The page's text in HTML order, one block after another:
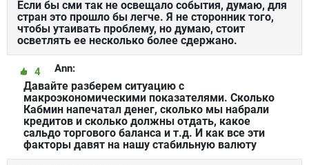
Если бы сми так не освещало события, думаю, для
стран это прошло бы легче. Я не сторонник того,
чтобы утаивать проблему, но думаю, стоит
осветлять ее несколько более сдержано.
Ann:
4
Давайте разберем ситуацию с
макроэкономическими показателями. Сколько
Кабмин напечатал денег, сколько мы набрали
кредитов и сколько должны отдать, какое
сальдо торгового баланса и т.д. И как все эти
факторы давят на нашу стабильную валюту